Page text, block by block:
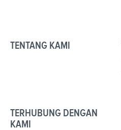
TENTANG KAMI
TERHUBUNG DENGAN
KAMI